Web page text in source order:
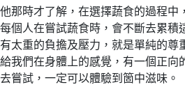
他那時才了解，在選擇蔬食的過程中
每個人在嘗試蔬食時，會不斷去累積
有太重的負擔及壓力，就是單純的尊
給我們在身體上的感覺，有一個正向
去嘗試，一定可以體驗到箇中滋味。